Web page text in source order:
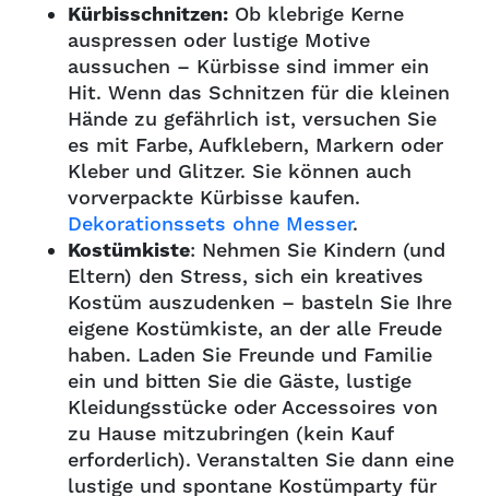
Kürbisschnitzen: Ob klebrige Kerne
auspressen oder lustige Motive
aussuchen – Kürbisse sind immer ein
Hit. Wenn das Schnitzen für die kleinen
Hände zu gefährlich ist, versuchen Sie
es mit Farbe, Aufklebern, Markern oder
Kleber und Glitzer. Sie können auch
vorverpackte Kürbisse kaufen.
Dekorationssets ohne Messer.
Kostümkiste: Nehmen Sie Kindern (und
Eltern) den Stress, sich ein kreatives
Kostüm auszudenken – basteln Sie Ihre
eigene Kostümkiste, an der alle Freude
haben. Laden Sie Freunde und Familie
ein und bitten Sie die Gäste, lustige
Kleidungsstücke oder Accessoires von
zu Hause mitzubringen (kein Kauf
erforderlich). Veranstalten Sie dann eine
lustige und spontane Kostümparty für